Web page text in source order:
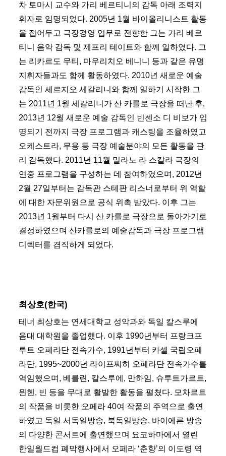
차 토마시 교수와 가리 베르티니의 감독 아래 조력지
휘자로 임명되었다. 2005년 1월 바이올리니스트 활동
을 접어두고 극장경영 업무로 전향한 그는 가리 베르
티니 음악 감독 및 제프리 테이트와 함께 일하였다. 그
는 리카르도 무티, 마우리치오 베니니 등과 같은 유명
지휘자들과도 함께 활동하였다. 2010년 새로운 예술
감독인 세르지오 세갈리니와 함께 일하기 시작한 그
는 2011년 1월 세갈리니가 산 카를로 극장을 떠난 후,
2013년 12월 새로운 예술 감독인 빈센소 디 비보가 임
명되기 전까지 극장 프로그램과 캐스팅을 조율하였고
오케스트라, 무용 등 극장 예술분야의 모든 활동을 관
리 감독했다. 2011년 11월 밀라노 라 스칼라 극장의
연중 프로그램을 구성하는 데 참여하였으며, 2012년
2월 27일부터는 감독관 스테판 리스너로부터 위 역할
에 대한 자문위원으로 공식 위촉 받았다. 이후 그는
2013년 1월부터 다시 산 카를로 극장으로 돌아가기로
결정하였으며 산카를로의 예술감독과 극장 프로그램
디렉터를 겸직하게 되었다.
최상호(한국)
테너 최상호는 연세대학교 성악과와 독일 칼스루에
음대 대학원을 졸업했다. 이후 1990년부터 프랑크프
루트 오페라단 전속가수, 1991년부터 카셀 국립오페
라단, 1995~2000년 라이프찌히 오페라단 전속가수를
역임했으며, 베를린, 칼스루에, 만하임, 슈투트가르트,
뮌헨, 빈 등을 무대로 활발한 활동을 펼쳤다. 모차르트
의 작품을 비롯한 오페라 40여 작품의 주역으로 출연
하였고 독일 서독일방송, 북독일방송, 바이에른 방송
의 다양한 콘서트에 출연했으며 요코하마에서 열린
한일월드컵 폐막행사에서 오페라 ‘춘향’의 이도령 역